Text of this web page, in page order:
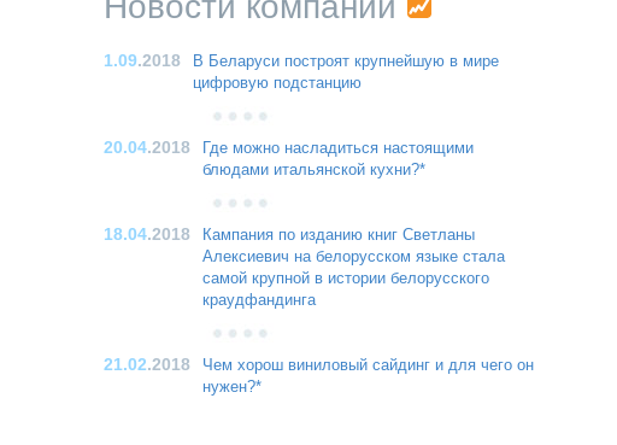
1.09.2018
В Беларуси построят крупнейшую в мире
цифровую подстанцию
20.04.2018
Где можно насладиться настоящими
блюдами итальянской кухни?*
18.04.2018
Кампания по изданию книг Светланы
Алексиевич на белорусском языке стала
самой крупной в истории белорусского
краудфандинга
21.02.2018
Чем хорош виниловый сайдинг и для чего он
нужен?*